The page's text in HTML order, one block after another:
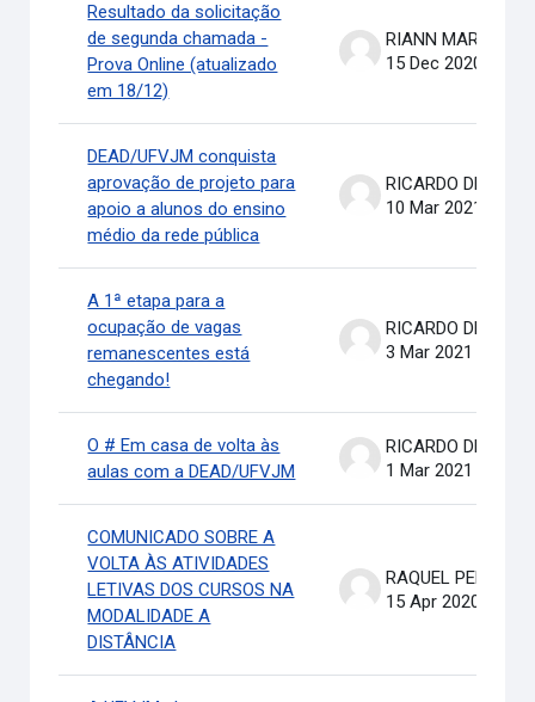
Resultado da solicitação
de segunda chamada -
Prova Online (atualizado
em 18/12)
15 Dec 2020
DEAD/UFVJM conquista
aprovação de projeto para
apoio a alunos do ensino
médio da rede pública
10 Mar 2021
A 1ª etapa para a
ocupação de vagas
remanescentes está
chegando!
3 Mar 2021
O # Em casa de volta às
aulas com a DEAD/UFVJM
1 Mar 2021
COMUNICADO SOBRE A
VOLTA ÀS ATIVIDADES
LETIVAS DOS CURSOS NA
MODALIDADE A
DISTÂNCIA
15 Apr 2020